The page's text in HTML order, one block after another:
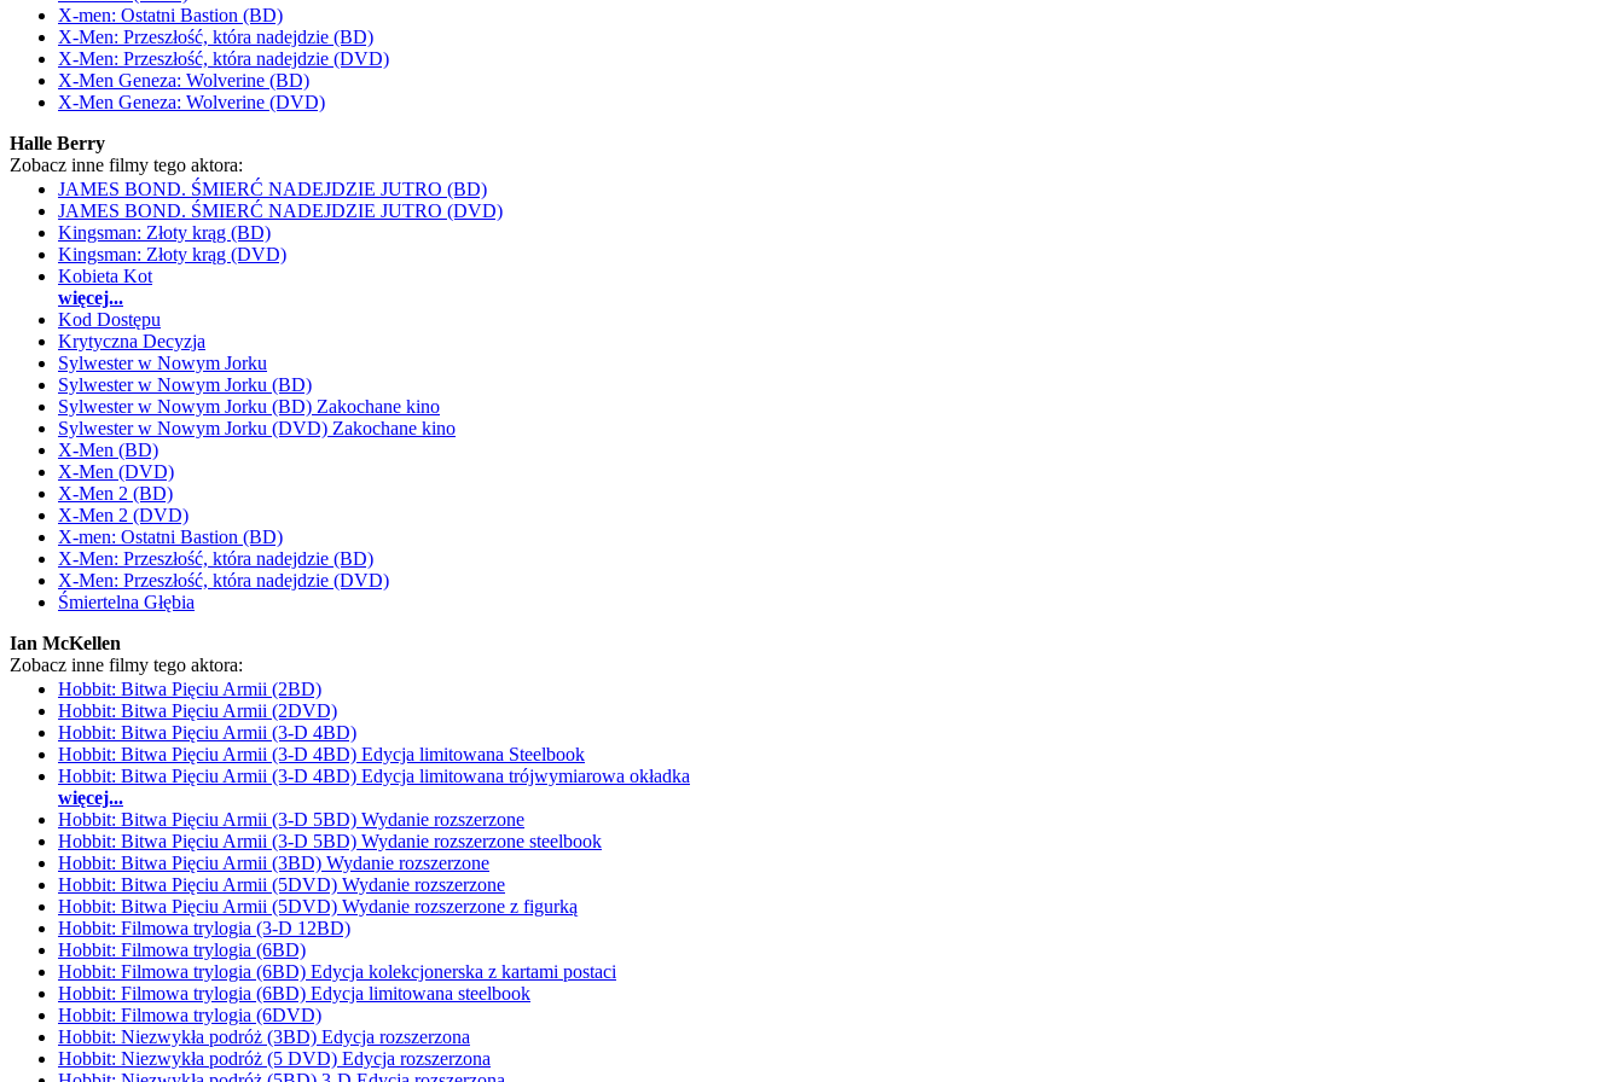
X-men: Ostatni Bastion (BD)
X-Men: Przeszłość, która nadejdzie (BD)
X-Men: Przeszłość, która nadejdzie (DVD)
X-Men Geneza: Wolverine (BD)
X-Men Geneza: Wolverine (DVD)
Halle Berry
Zobacz inne filmy tego aktora:
JAMES BOND. ŚMIERĆ NADEJDZIE JUTRO (BD)
JAMES BOND. ŚMIERĆ NADEJDZIE JUTRO (DVD)
Kingsman: Złoty krąg (BD)
Kingsman: Złoty krąg (DVD)
Kobieta Kot
więcej...
Kod Dostępu
Krytyczna Decyzja
Sylwester w Nowym Jorku
Sylwester w Nowym Jorku (BD)
Sylwester w Nowym Jorku (BD) Zakochane kino
Sylwester w Nowym Jorku (DVD) Zakochane kino
X-Men (BD)
X-Men (DVD)
X-Men 2 (BD)
X-Men 2 (DVD)
X-men: Ostatni Bastion (BD)
X-Men: Przeszłość, która nadejdzie (BD)
X-Men: Przeszłość, która nadejdzie (DVD)
Śmiertelna Głębia
Ian McKellen
Zobacz inne filmy tego aktora:
Hobbit: Bitwa Pięciu Armii (2BD)
Hobbit: Bitwa Pięciu Armii (2DVD)
Hobbit: Bitwa Pięciu Armii (3-D 4BD)
Hobbit: Bitwa Pięciu Armii (3-D 4BD) Edycja limitowana Steelbook
Hobbit: Bitwa Pięciu Armii (3-D 4BD) Edycja limitowana trójwymiarowa okładka
więcej...
Hobbit: Bitwa Pięciu Armii (3-D 5BD) Wydanie rozszerzone
Hobbit: Bitwa Pięciu Armii (3-D 5BD) Wydanie rozszerzone steelbook
Hobbit: Bitwa Pięciu Armii (3BD) Wydanie rozszerzone
Hobbit: Bitwa Pięciu Armii (5DVD) Wydanie rozszerzone
Hobbit: Bitwa Pięciu Armii (5DVD) Wydanie rozszerzone z figurką
Hobbit: Filmowa trylogia (3-D 12BD)
Hobbit: Filmowa trylogia (6BD)
Hobbit: Filmowa trylogia (6BD) Edycja kolekcjonerska z kartami postaci
Hobbit: Filmowa trylogia (6BD) Edycja limitowana steelbook
Hobbit: Filmowa trylogia (6DVD)
Hobbit: Niezwykła podróż (3BD) Edycja rozszerzona
Hobbit: Niezwykła podróż (5 DVD) Edycja rozszerzona